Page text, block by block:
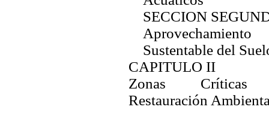
SECCION
Aprovechamiento
Sustentable del
CAPITULO II
Zonas
Restauración